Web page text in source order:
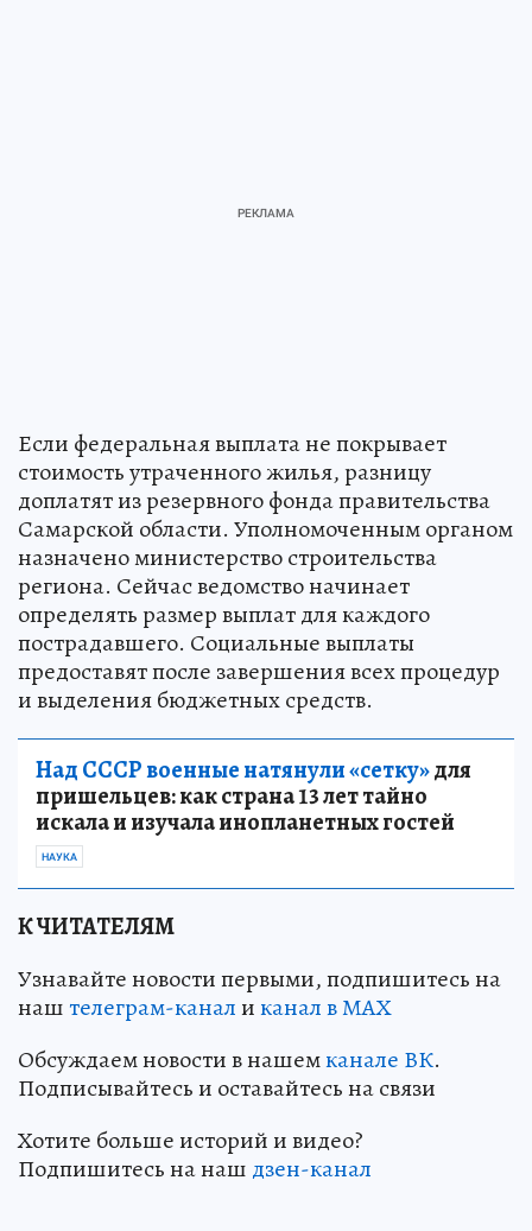
Если федеральная выплата не покрывает
стоимость утраченного жилья, разницу
доплатят из резервного фонда правительства
Самарской области. Уполномоченным органом
назначено министерство строительства
региона. Сейчас ведомство начинает
определять размер выплат для каждого
пострадавшего. Социальные выплаты
предоставят после завершения всех процедур
и выделения бюджетных средств.
Над СССР военные натянули «сетку»для
пришельцев: как страна 13 лет тайно
искала и изучала инопланетных гостей
НАУКА
К ЧИТАТЕЛЯМ
Узнавайте новости первыми, подпишитесь на
наштелеграм-каналиканал в МАХ
Обсуждаем новости в нашемканале ВК.
Подписывайтесь и оставайтесь на связи
Хотите больше историй и видео?
Подпишитесь на наш дзен-канал